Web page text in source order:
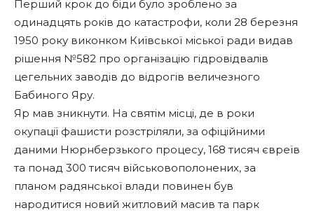
Перший крок до біди було зроблено за
одинадцять років до катастрофи, коли 28 березня
1950 року виконком Київської міської ради видав
рішення №582 про організацію гідровідвалів
цегельних заводів до відрогів величезного
Бабиного Яру.
Яр мав зникнути. На святім місці, де в роки
окупації фашисти розстріляли, за офіційними
даними Нюрнберзького процесу, 168 тисяч євреїв
та понад 300 тисяч військовополонених, за
планом радянської влади повинен був
народитися новий житловий масив та парк